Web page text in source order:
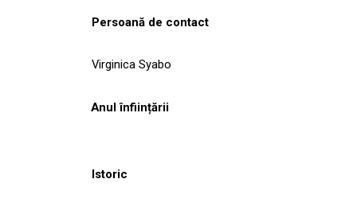
Persoană de contact
Virginica Syabo
Anul înființării
Istoric